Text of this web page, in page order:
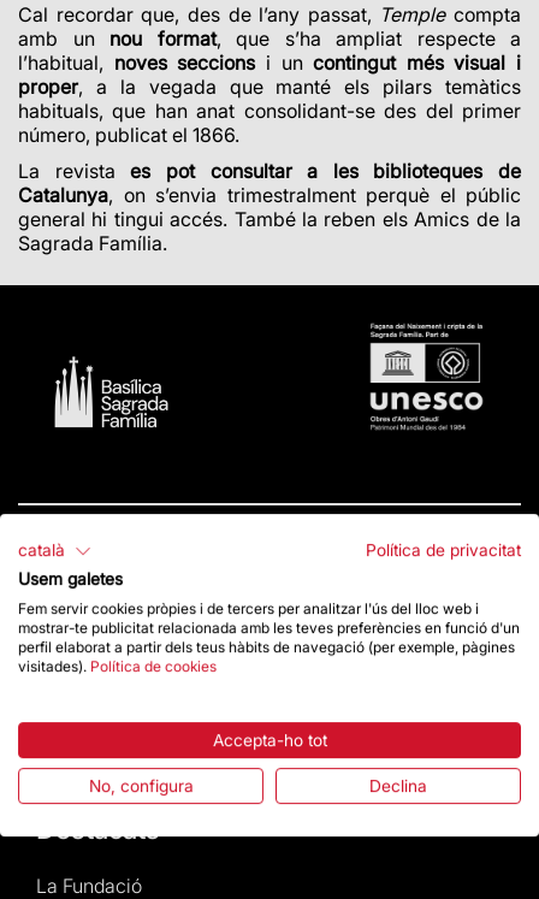
Cal recordar que, des de l’any passat, Temple compta
amb un nou format, que s’ha ampliat respecte a
l’habitual, noves seccionsi uncontingut més visual i
proper, a la vegada que manté els pilars temàtics
habituals, que han anat consolidant-se des del primer
número, publicat el 1866.
La revistaes pot consultar a les biblioteques de
Catalunya, on s’envia trimestralment perquè el públic
general hi tingui accés. També la reben els Amics de la
Sagrada Família.
Dona un impuls
Botiga
Destacats
La Fundació
català
Política de privacitat
Usem galetes
Fem servir cookies pròpies i de tercers per analitzar l'ús del lloc web i
mostrar-te publicitat relacionada amb les teves preferències en funció d'un
perfil elaborat a partir dels teus hàbits de navegació (per exemple, pàgines
visitades). Política de cookies
Accepta-ho tot
No, configura Declina